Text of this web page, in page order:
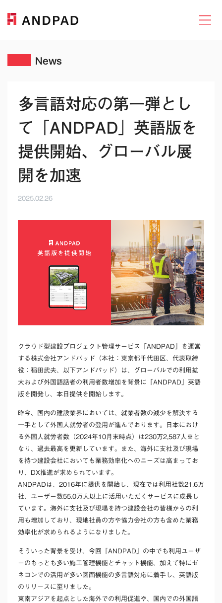
News
多言語対応の第一弾とし
て「ANDPAD」英語版を
提供開始、グローバル展
開を加速
2025.02.26
クラウド型建設プロジェクト管理サービス「ANDPAD」を運営
する株式会社アンドパッド（本社：東京都千代田区、代表取締
役：稲田武夫、以下アンドパッド）は、グローバルでの利用拡
大および外国語話者の利用者数増加を背景に「ANDPAD」英語
版を開発し、本日提供を開始します。
昨今、国内の建設業界においては、就業者数の減少を解決する
一手として外国人就労者の登用が進んでおります。日本におけ
る外国人就労者数（2024年10月末時点）は230万2,587人 ※ と
なり、過去最高を更新しています。また、海外に支社及び現場
を持つ建設会社においても業務効率化へのニーズは高まってお
り、DX推進が求められています。
ANDPADは、2016年に提供を開始し、現在では利用社数21.6万
社、ユーザー数55.0万人以上に活用いただくサービスに成長し
ています。海外に支社及び現場を持つ建設会社の皆様からの利
用も増加しており、現地社員の方や協力会社の方も含めた業務
効率化が求められるようになりました。
そういった背景を受け、今回「ANDPAD」の中でも利用ユーザ
ーのもっとも多い施工管理機能とチャット機能、加えて特にゼ
ネコンでの活用が多い図面機能の多言語対応に着手し、英語版
のリリースに至りました。
東南アジアを起点とした海外での利用促進や、国内での外国語